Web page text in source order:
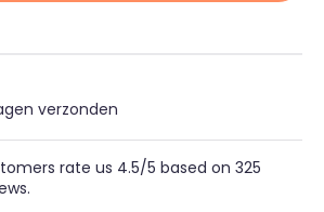
verzonden
rate us 4.5/5 based on 325